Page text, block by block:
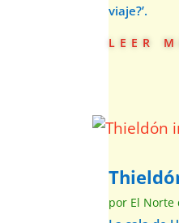
viaje?’.
leer
por El Norte